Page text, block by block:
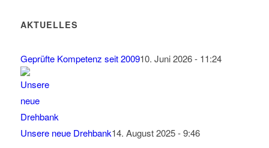
AKTUELLES
Geprüfte Kompetenz seit 200910. Juni 2026 - 11:24
Unsere neue Drehbank14. August 2025 - 9:46